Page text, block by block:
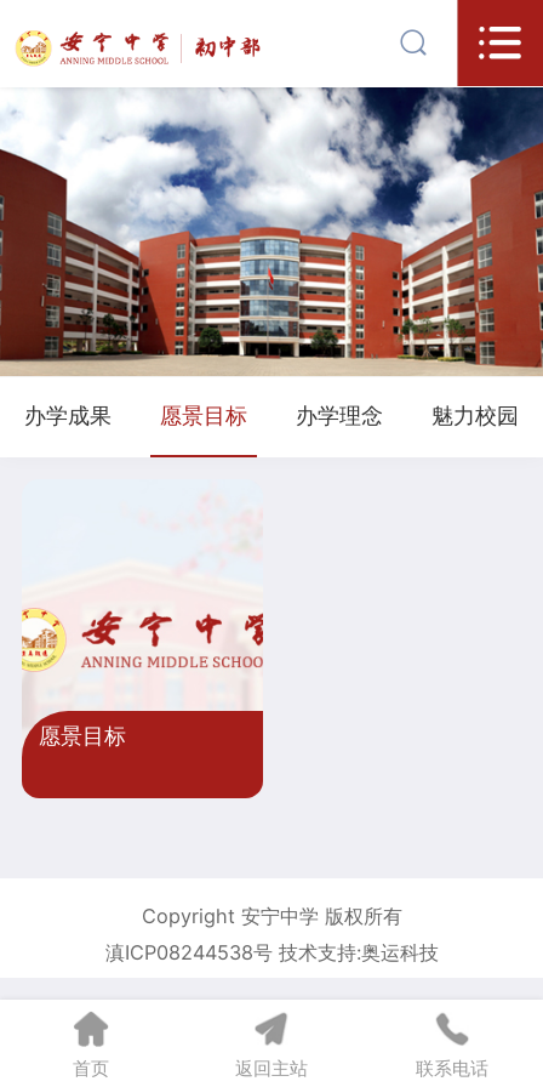
办学成果 愿景目标 办学理念 魅力校园
愿景目标
Copyright 安宁中学 版权所有
滇ICP08244538号 技术支持:奥运科技
首页 返回主站 联系电话